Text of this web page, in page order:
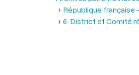
République française
6. District et Comité